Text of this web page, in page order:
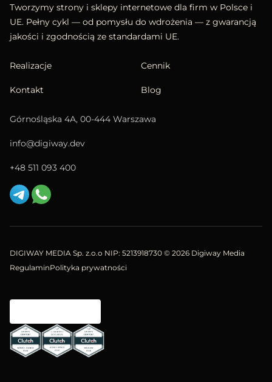
Tworzymy strony i sklepy internetowe dla firm w Polsce i
UE. Pełny cykl — od pomysłu do wdrożenia — z gwarancją
jakości i zgodnością ze standardami UE.
Realizacje Cennik
Kontakt Blog
Górnośląska 4A, 00-444 Warszawa
info@digiway.dev
+48 511 093 400
DIGIWAY MEDIA Sp. z.o.o NIP: 5213918730 © 2026 Digiway Media
RegulaminPolityka prywatności